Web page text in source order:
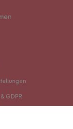
GDPR